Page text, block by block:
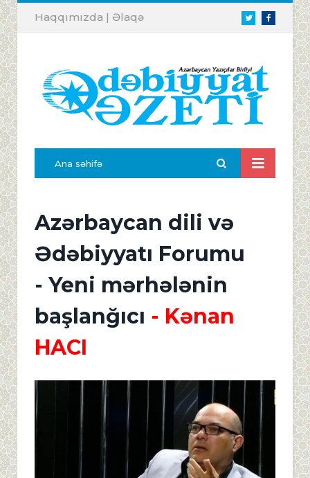
TwitterFacebook
Haqqımızda | Əlaqə
Ana səhifə
Azərbaycan dili və
Ədəbiyyatı Forumu
- Yeni mərhələnin
başlanğıcı - Kənan
HACI